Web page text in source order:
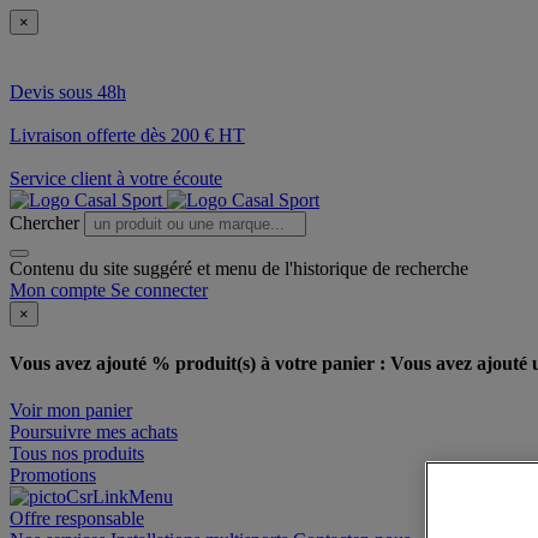
×
Devis sous 48h
Livraison offerte dès 200 € HT
Service client à votre écoute
Chercher
Contenu du site suggéré et menu de l'historique de recherche
Mon compte Se connecter
×
Vous avez ajouté % produit(s) à votre panier : Vous avez
Voir mon panier
Poursuivre mes achats
Tous nos produits
Promotions
Offre responsable